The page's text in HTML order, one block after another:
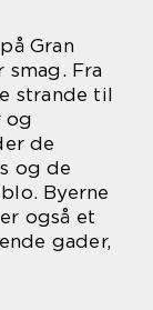
Gran
smag. Fra
strande til
og
de
og de
Byerne
også et
gader,